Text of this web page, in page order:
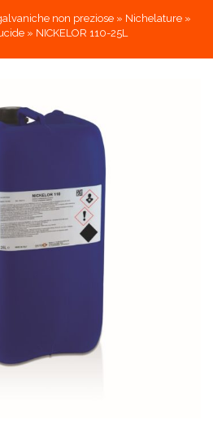
non preziose» Nichelature»
» NICKELOR 110-25L